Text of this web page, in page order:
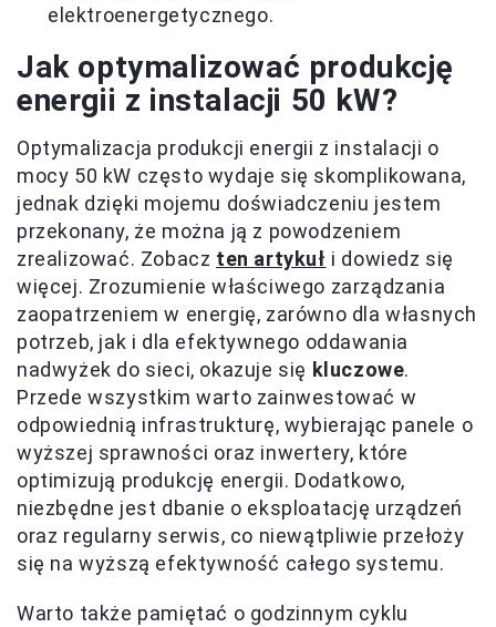
elektroenergetycznego.
Jak optymalizować produkcję
energii z instalacji 50 kW?
Optymalizacja produkcji energii z instalacji o
mocy 50 kW często wydaje się skomplikowana,
jednak dzięki mojemu doświadczeniu jestem
przekonany, że można ją z powodzeniem
zrealizować. Zobacz ten artykuł i dowiedz się
więcej. Zrozumienie właściwego zarządzania
zaopatrzeniem w energię, zarówno dla własnych
potrzeb, jak i dla efektywnego oddawania
nadwyżek do sieci, okazuje się kluczowe.
Przede wszystkim warto zainwestować w
odpowiednią infrastrukturę, wybierając panele o
wyższej sprawności oraz inwertery, które
optimizują produkcję energii. Dodatkowo,
niezbędne jest dbanie o eksploatację urządzeń
oraz regularny serwis, co niewątpliwie przełoży
się na wyższą efektywność całego systemu.
Warto także pamiętać o godzinnym cyklu